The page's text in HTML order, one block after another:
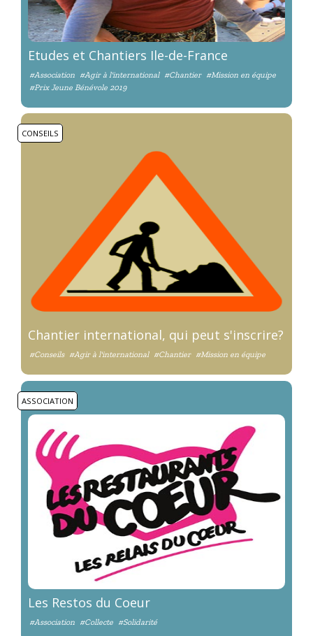
Etudes et Chantiers Ile-de-France
#Association #Agir à l'international #Chantier #Mission en équipe
#Prix Jeune Bénévole 2019
CONSEILS
Chantier international, qui peut s'inscrire?
#Conseils #Agir à l'international #Chantier #Mission en équipe
ASSOCIATION
Les Restos du Coeur
#Association #Collecte #Solidarité